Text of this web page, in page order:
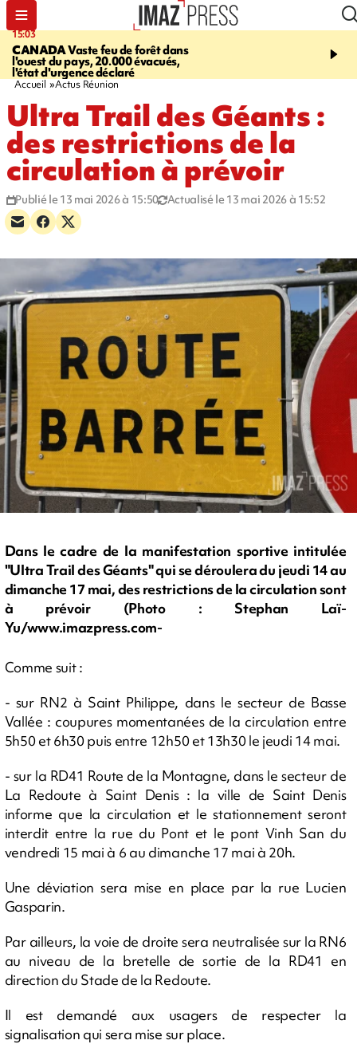
15:03
CANADAVaste feu de forêt dans
l'ouest du pays, 20.000 évacués,
l'état d'urgence déclaré
19:21
CONTRÔLES
end, 109 infractions
Accueil Actus Réunion
Ultra Trail des Géants :
des restrictions de la
circulation à prévoir
Publié le 13 mai 2026 à 15:50 Actualisé le 13 mai 2026 à 15:52
Dans le cadre de la manifestation sportive intitulée
"Ultra Trail des Géants" qui se déroulera du jeudi 14 au
dimanche 17 mai, des restrictions de la circulation sont
à prévoir (Photo : Stephan Laï-
Yu/www.imazpress.com-
Comme suit :
- sur RN2 à Saint Philippe, dans le secteur de Basse
Vallée : coupures momentanées de la circulation entre
5h50 et 6h30 puis entre 12h50 et 13h30 le jeudi 14 mai.
- sur la RD41 Route de la Montagne, dans le secteur de
La Redoute à Saint Denis : la ville de Saint Denis
informe que la circulation et le stationnement seront
interdit entre la rue du Pont et le pont Vinh San du
vendredi 15 mai à 6 au dimanche 17 mai à 20h.
Une déviation sera mise en place par la rue Lucien
Gasparin.
Par ailleurs, la voie de droite sera neutralisée sur la RN6
au niveau de la bretelle de sortie de la RD41 en
direction du Stade de la Redoute.
Il est demandé aux usagers de respecter la
signalisation qui sera mise sur place.